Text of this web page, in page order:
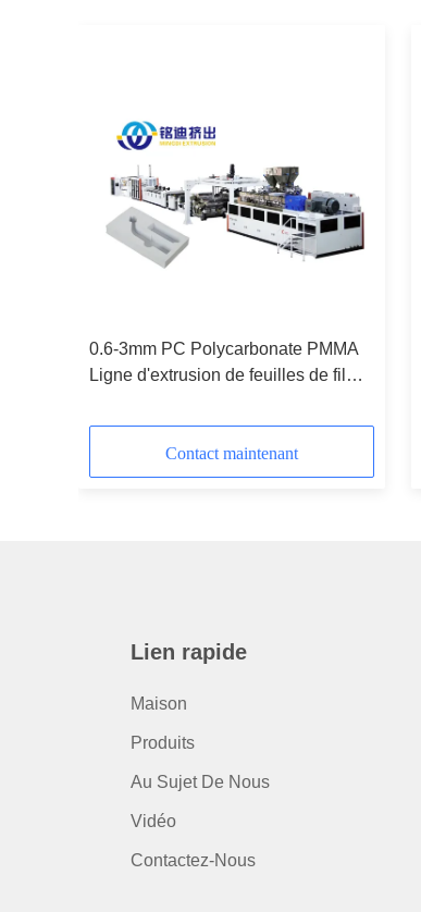
0.6-3mm PC Polycarbonate PMMA
Ligne d'extrusion de feuilles de film
mobile
Contact maintenant
Lien rapide
Maison
Produits
Au Sujet De Nous
Vidéo
Contactez-Nous